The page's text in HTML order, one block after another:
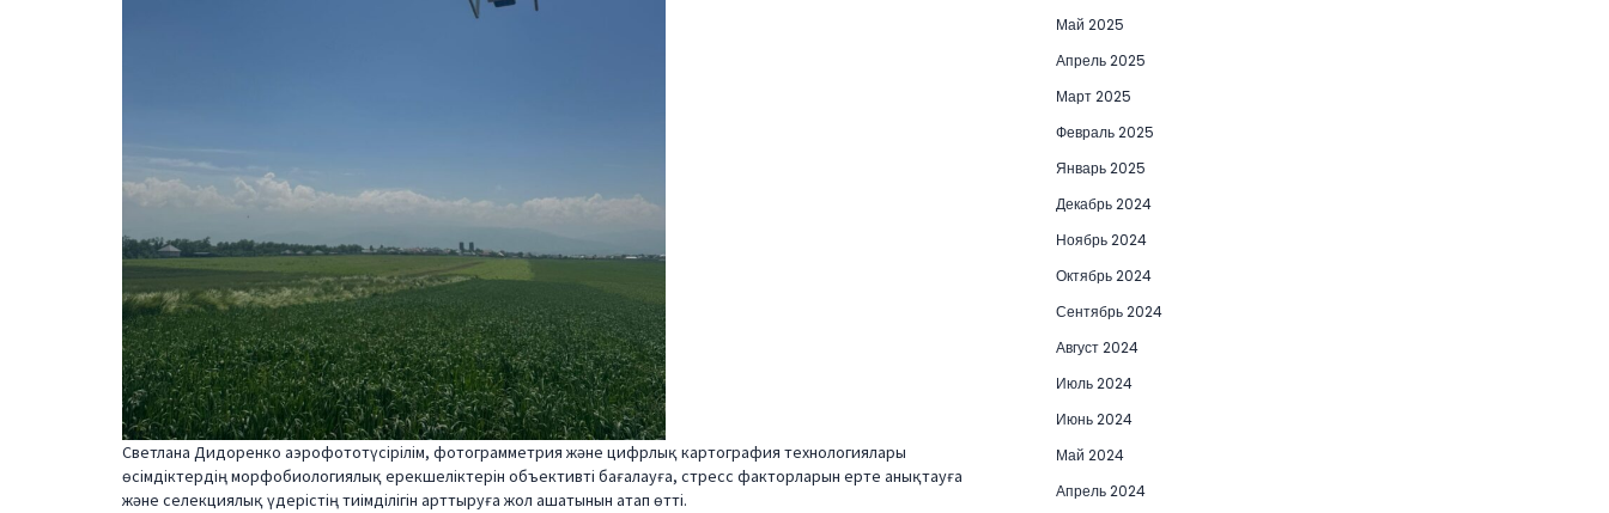
Светлана Дидоренко аэрофототүсірілім, фотограмметрия және цифрлық картография технологиялары
өсімдіктердің морфобиологиялық ерекшеліктерін объективті бағалауға, стресс факторларын ерте анықтауға
және селекциялық үдерістің тиімділігін арттыруға жол ашатынын атап өтті.
Май 2025
Апрель 2025
Март 2025
Февраль 2025
Январь 2025
Декабрь 2024
Ноябрь 2024
Октябрь 2024
Сентябрь 2024
Август 2024
Июль 2024
Июнь 2024
Май 2024
Апрель 2024